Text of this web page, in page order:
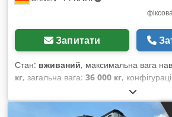
Запитати
Стан: вживаний, максимальна вага
кг, загальна вага: 36 000 кг,
, наступна
09/2023, Обладнання:ABS,